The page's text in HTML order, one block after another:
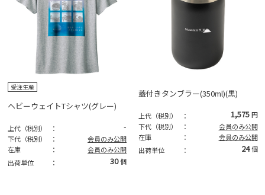
受注生産
ヘビーウェイトTシャツ(グレー)
上代（税別） ： -
下代（税別） ：
会員のみ公開
在庫
：
会員のみ公開
出荷単位
： 30個
蓋付きタンブラー(350ml)(黒)
上代（税別） ： 1,575 円
下代（税別）
：
会員のみ公開
在庫
：
会員のみ公開
出荷単位
： 24 個